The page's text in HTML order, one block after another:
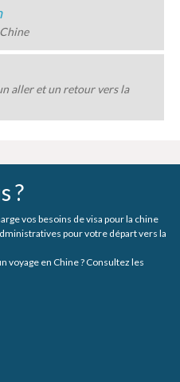
aller et un retour vers la
?
vos besoins de visa pour la chine
pour votre départ vers la
voyage en Chine ? Consultez les